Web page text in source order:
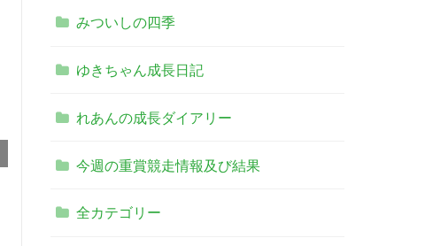
みついしの四季
ゆきちゃん成長日記
れあんの成長ダイアリー
今週の重賞競走情報及び結果
全カテゴリー